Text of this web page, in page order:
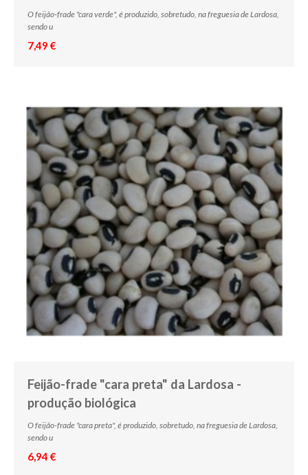
O feijão-frade "cara verde", é produzido, sobretudo, na freguesia de Lardosa,
sendo u
7,49 €
Feijão-frade "cara preta" da Lardosa -
produção biológica
O feijão-frade "cara preta", é produzido, sobretudo, na freguesia de Lardosa,
sendo u
6,94 €